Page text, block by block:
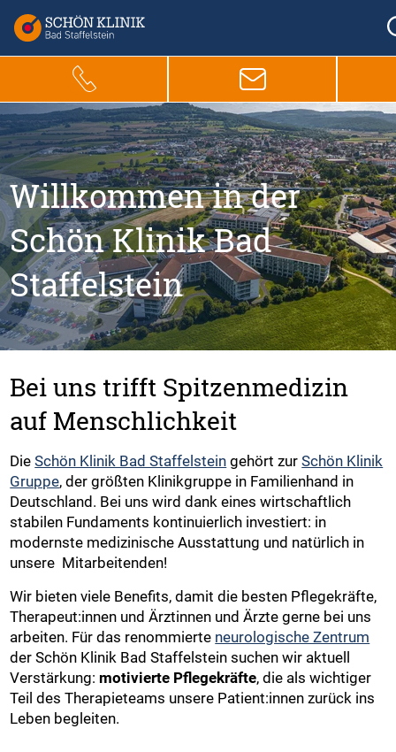
Willkommen in der
Schön Klinik Bad
Staffelstein
Bei uns trifft Spitzenmedizin
auf Menschlichkeit
DieSchön Klinik Bad Staffelstein gehört zurSchön Klinik
Gruppe, der größten Klinikgruppe in Familienhand in
Deutschland. Bei uns wird dank eines wirtschaftlich
stabilen Fundaments kontinuierlich investiert: in
modernste medizinische Ausstattung und natürlich in
unsere Mitarbeitenden!
Wir bieten viele Benefits, damit die besten Pflegekräfte,
Therapeut:innen und Ärztinnen und Ärzte gerne bei uns
arbeiten. Für das renommierte neurologische Zentrum
der Schön Klinik Bad Staffelstein suchen wir aktuell
Verstärkung: motivierte Pflegekräfte, die als wichtiger
Teil des Therapieteams unsere Patient:innen zurück ins
Leben begleiten.